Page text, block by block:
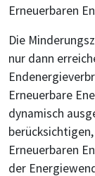
Erneuerbaren
Die
nur dann
Erneuerbare
dynamisch
Erneuerbaren
der